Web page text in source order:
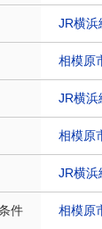
JR横浜
相模原
JR横浜
相模原
JR横浜
件 相模原